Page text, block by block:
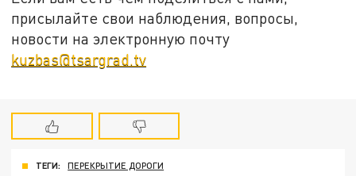
присылайте свои наблюдения, вопросы,
новости на электронную почту
kuzbas@tsargrad.tv
ТЕГИ: ПЕРЕКРЫТИЕ ДОРОГИ